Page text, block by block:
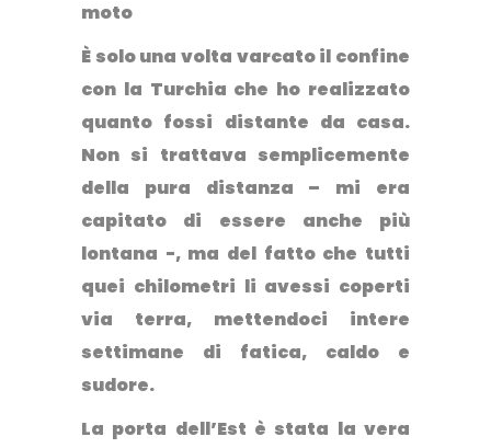
È solo una volta varcato il confine
con la Turchia che ho realizzato
quanto fossi distante da casa.
Non si trattava semplicemente
della pura distanza – mi era
capitato di essere anche più
lontana -, ma del fatto che tutti
quei chilometri li avessi coperti
via terra, mettendoci intere
settimane di fatica, caldo e
sudore.
La porta dell’Est è stata la vera